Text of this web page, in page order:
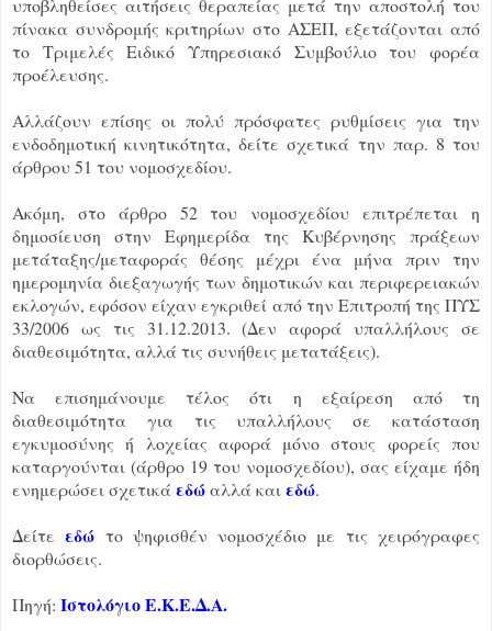
υποβληθείσες αιτήσεις θεραπείας μετά την αποστολή του
πίνακα συνδρομής κριτηρίων στο ΑΣΕΠ, εξετάζονται από
το Τριμελές Ειδικό Υπηρεσιακό Συμβούλιο του φορέα
προέλευσης.
Αλλάζουν επίσης οι πολύ πρόσφατες ρυθμίσεις για την
ενδοδημοτική κινητικότητα, δείτε σχετικά την παρ. 8 του
άρθρου 51 του νομοσχεδίου.
Ακόμη, στο άρθρο 52 του νομοσχεδίου επιτρέπεται η
δημοσίευση στην Εφημερίδα της Κυβέρνησης πράξεων
μετάταξης/μεταφοράς θέσης μέχρι ένα μήνα πριν την
ημερομηνία διεξαγωγής των δημοτικών και περιφερειακών
εκλογών, εφόσον είχαν εγκριθεί από την Επιτροπή της ΠΥΣ
33/2006 ως τις 31.12.2013. (Δεν αφορά υπαλλήλους σε
διαθεσιμότητα, αλλά τις συνήθεις μετατάξεις).
Να επισημάνουμε τέλος ότι η εξαίρεση από τη
διαθεσιμότητα για τις υπαλλήλους σε κατάσταση
εγκυμοσύνης ή λοχείας αφορά μόνο στους φορείς που
καταργούνται (άρθρο 19 του νομοσχεδίου), σας είχαμε ήδη
ενημερώσει σχετικάεδώαλλά καιεδώ.
Δείτεεδώ το ψηφισθέν νομοσχέδιο με τις χειρόγραφες
διορθώσεις.
Πηγή: Ιστολόγιο Ε.Κ.Ε.Δ.Α.